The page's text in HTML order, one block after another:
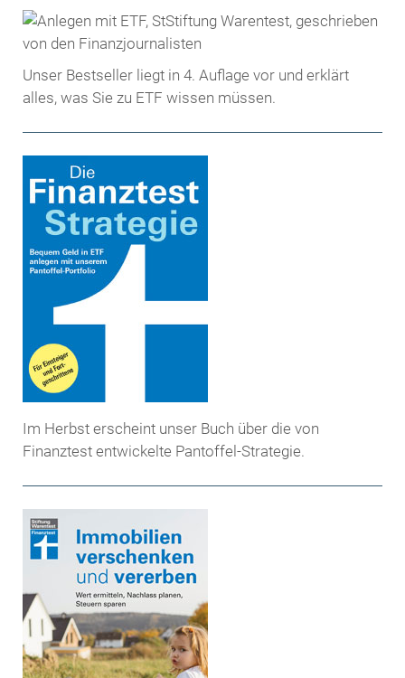
Unser Bestseller liegt in 4. Auflage vor und erklärt
alles, was Sie zu ETF wissen müssen.
Im Herbst erscheint unser Buch über die von
Finanztest entwickelte Pantoffel-Strategie.